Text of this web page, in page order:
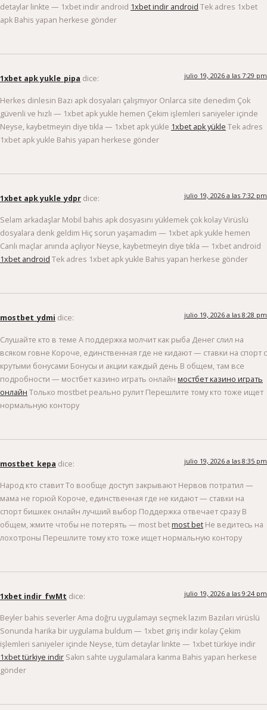
detaylar linkte — 1xbet indir android 1xbet indir android Tek adres 1xbet
apk Bahis yapan herkese gönder
1xbet apk yukle_pipa dice: julio 19, 2026 a las 7:29 pm
Herkes dinlesin Bazı apk dosyaları çalışmıyor Onlarca site denedim Çok
güvenli ve hızlı — 1xbet apk yukle hemen Çekim işlemleri saniyeler içinde
Neyse, kaybetmeyin diye tıkla — 1xbet apk yükle 1xbet apk yükle Tek adres
1xbet apk yukle Bahis yapan herkese gönder
1xbet apk yukle_ydpr dice: julio 19, 2026 a las 7:32 pm
Selam arkadaşlar Mobil bahis apk dosyasını yüklemek çok kolay Virüslü
dosyalara denk geldim Hiç sorun yaşamadım — 1xbet apk yukle hemen
Canlı maçlar anında açılıyor Neyse, kaybetmeyin diye tıkla — 1xbet android
1xbet android Tek adres 1xbet apk yukle Bahis yapan herkese gönder
mostbet_ydmi dice: julio 19, 2026 a las 8:28 pm
Слушайте кто в теме А поддержка молчит как рыба Денег слил на
всяком говне Короче, единственная где не кидают — ставки на спорт с
крутыми бонусами Бонусы и акции каждый день В общем, там все
подробности — мостбет казино играть онлайн мостбет казино играть
онлайн Только mostbet реально рулит Перешлите тому кто тоже ищет
нормальную контору
mostbet_kepa dice: julio 19, 2026 a las 8:35 pm
Народ кто ставит То вообще доступ закрывают Нервов потратил —
мама не горюй Короче, единственная где не кидают — ставки на
спорт бишкек онлайн лучший выбор Поддержка отвечает сразу В
общем, жмите чтобы не потерять — most betmost bet Не ведитесь на
лохотроны Перешлите тому кто тоже ищет нормальную контору
1xbet indir_fwMt dice: julio 19, 2026 a las 9:24 pm
Beyler bahis severler Ama doğru uygulamayı seçmek lazım Bazıları virüslü
Sonunda harika bir uygulama buldum — 1xbet giriş indir kolay Çekim
işlemleri saniyeler içinde Neyse, tüm detaylar linkte — 1xbet türkiye indir
1xbet türkiye indir Sakın sahte uygulamalara kanma Bahis yapan herkese
gönder